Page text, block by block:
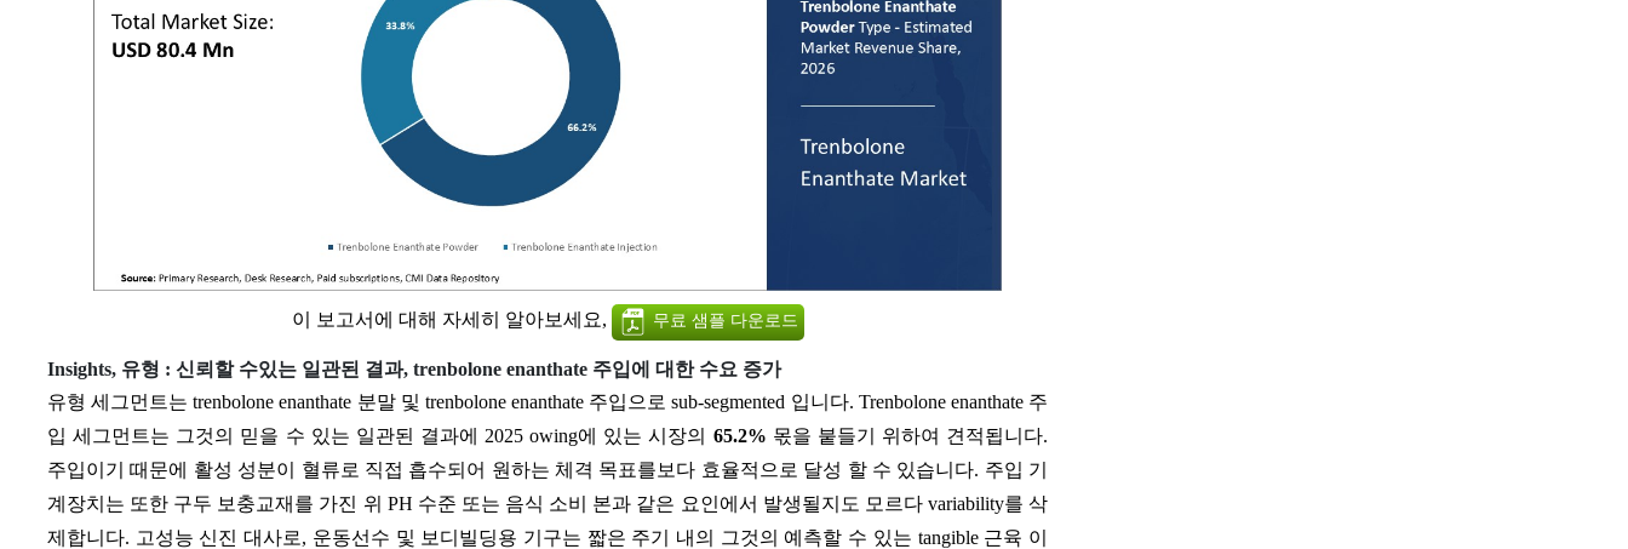
이 보고서에 대해 자세히 알아보세요, 무료 샘플 다운로드
Insights, 유형 : 신뢰할 수있는 일관된 결과, trenbolone enanthate 주입에 대한 수요 증가
유형 세그먼트는 trenbolone enanthate 분말 및 trenbolone enanthate 주입으로 sub-segmented 입니다. Trenbolone enanthate 주
입 세그먼트는 그것의 믿을 수 있는 일관된 결과에 2025 owing에 있는 시장의 65.2% 몫을 붙들기 위하여 견적됩니다.
주입이기 때문에 활성 성분이 혈류로 직접 흡수되어 원하는 체격 목표를보다 효율적으로 달성 할 수 있습니다. 주입 기
계장치는 또한 구두 보충교재를 가진 위 PH 수준 또는 음식 소비 본과 같은 요인에서 발생될지도 모르다 variability를 삭
제합니다. 고성능 신진 대사로, 운동선수 및 보디빌딩용 기구는 짧은 주기 내의 그것의 예측할 수 있는 tangible 근육 이